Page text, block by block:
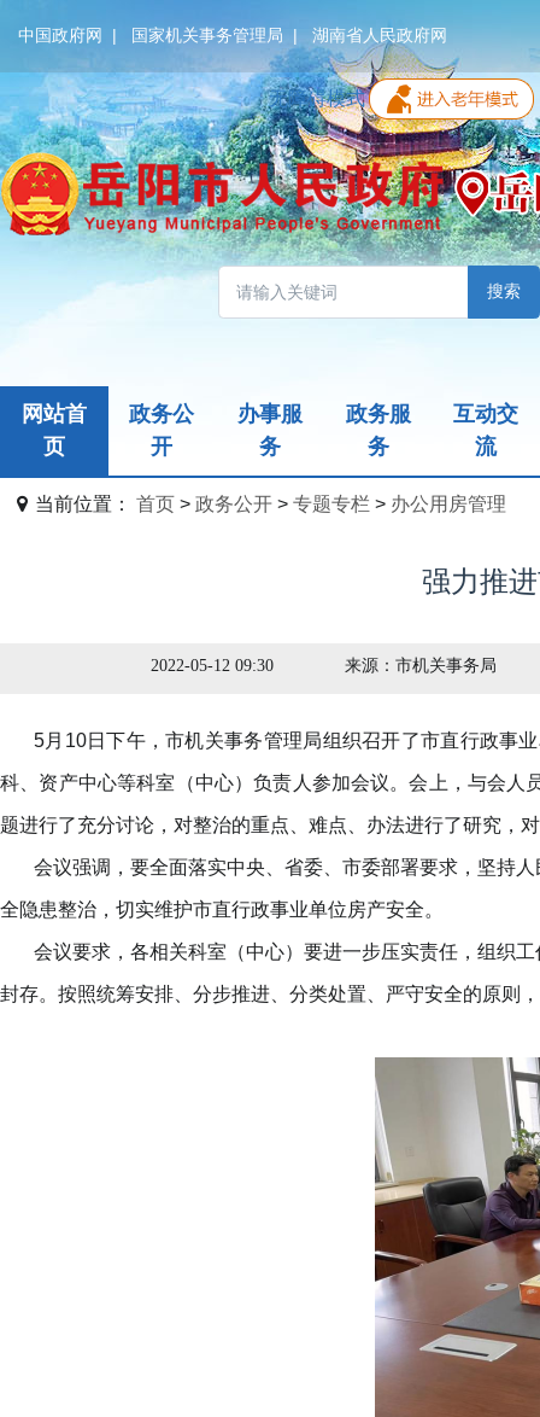
中国政府网 | 国家机关事务管理局 |湖南省人民政府网
搜索
无障碍模式
网站首
页
政务公
开
办事服
务
政务服
务
互动交
流
当前位置： 首页> 政务公开> 专题专栏 > 办公用房管理
强力推
2022-05-12 09:30 来源： 市机关事务局
5月10日下午，市机关事务管理局组织召开了市直行政事
科、资产中心等科室（中心）负责人参加会议。会上，与会
题进行了充分讨论，对整治的重点、难点、办法进行了研究，
会议强调，要全面落实中央、省委、市委部署要求，坚持
全隐患整治，切实维护市直行政事业单位房产安全。
会议要求，各相关科室（中心）要进一步压实责任，组织
封存。按照统筹安排、分步推进、分类处置、严守安全的原则